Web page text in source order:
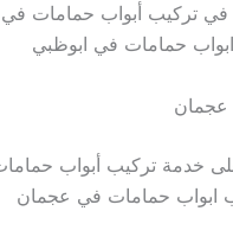
تركيب أبواب حمامات في
حمامات في ابوظبي
عجمان
خدمة تركيب أبواب
ابواب حمامات في عجمان